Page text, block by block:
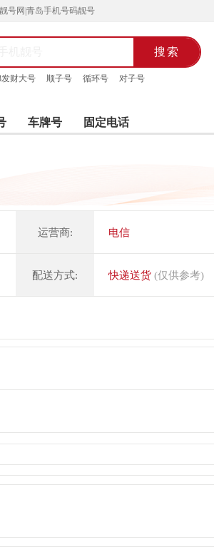
号网|青岛手机号码靓号
发财大号 顺子号 循环号 对子号
车牌号 固定电话
运营商: 电信
配送方式: 快递送货 (仅供参考)